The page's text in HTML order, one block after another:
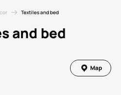
Textiles and bed
and bed
Map